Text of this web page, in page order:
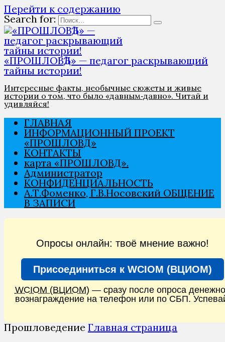
Перейти к содержанию
Search for:
«ПРОШЛОВѢД» — педагог раскрывающий
тайны истории!
Интересные факты, необычные сюжеты и живые
истории о том, что было «давным‑давно». Читай и
удивляйся!
ГЛАВНАЯ
ИНФОРМАЦИОННЫЙ ПРОЕКТ
«ПРОШЛОВѢД»
КОНТАКТЫ
карта «ПРОШЛОВѢД».
Администратор
КОНФИДЕНЦИАЛЬНОСТЬ
А.Т.Фоменко, Г.В.Носовский ОБЩЕНИЕ
В ЗАПИСИ
Опросы онлайн: твоё мнение важно!
Присоединиться к WCIOM (ВЦИОМ)
WCIOM (ВЦИОМ) — сразу после опроса
вознаграждение на телефон или по СБП.
Прошловедение Главная страница